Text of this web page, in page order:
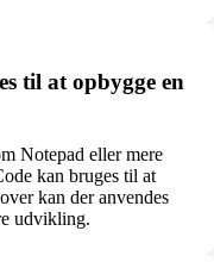
til at opbygge en
Notepad eller mere
kan bruges til at
kan der anvendes
udvikling.